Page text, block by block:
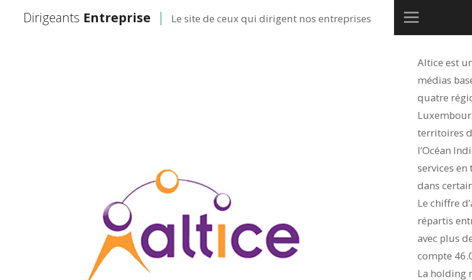
Dirigeants Entreprise Le site de ceux qui dirigent nos entreprises
Altice est
médias
quatre
territoires
l’Océan
services
dans
Le chiffre
répartis
avec plus
compte
La holding